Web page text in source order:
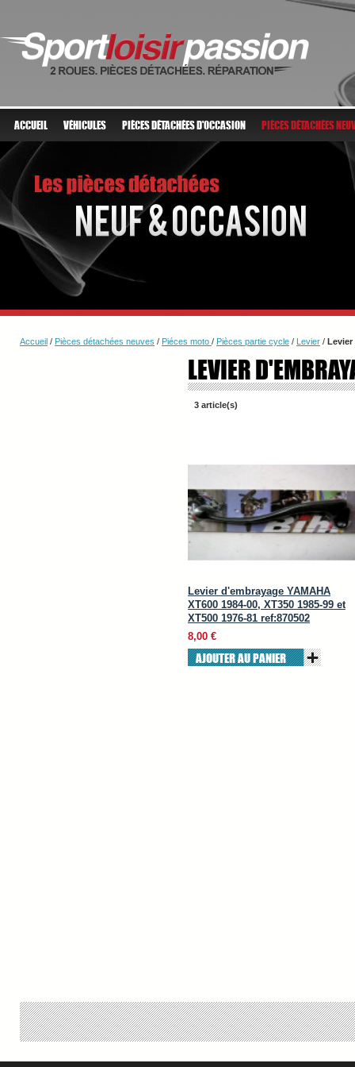
ACCUEIL VÉHICULES PIÈCES DÉTACHÉES D'OCCASION PIÈCES DÉTACHÉES
Accueil / Pièces détachées neuves / Piéces moto / Pièces partie cycle / Levier / Levier
LEVIER
3 article(s)
Levier d'embrayage YAMAHA
XT600 1984-00, XT350 1985-99 et
XT500 1976-81 ref:870502
8,00 €
AJOUTER AU PANIER